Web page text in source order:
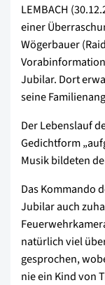
LEMBACH
einer
Wögerbauer
Jubilar. Dort
seine
Der Lebenslauf
Gedichtform
Musik bildeten
Das Kommando
Jubilar auch
natürlich viel
gesprochen,
nie ein Kind von